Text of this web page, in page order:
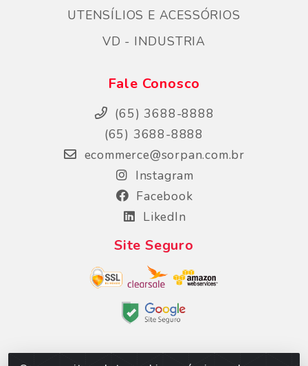
UTENSÍLIOS E ACESSÓRIOS
VD - INDUSTRIA
Fale Conosco
(65) 3688-8888
(65) 3688-8888
ecommerce@sorpan.com.br
Instagram
Facebook
LikedIn
Site Seguro